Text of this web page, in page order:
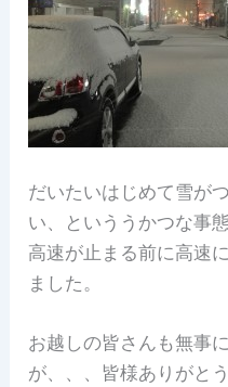
だいたいはじめて雪が
い、といううかつな事態
高速が止まる前に高速
ました。
お越しの皆さんも無事
が、、、皆様ありがと